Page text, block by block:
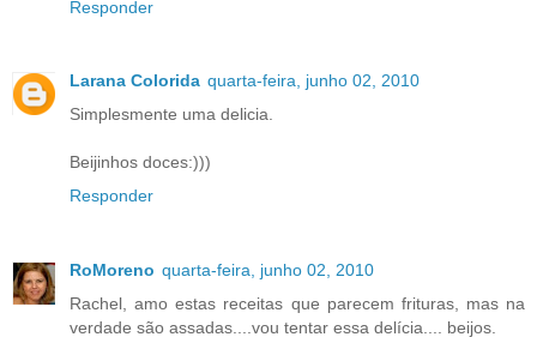
Responder
Larana Colorida quarta-feira, junho 02, 2010
Simplesmente uma delicia.
Beijinhos doces:)))
Responder
RoMoreno quarta-feira, junho 02, 2010
Rachel, amo estas receitas que parecem frituras, mas na
verdade são assadas....vou tentar essa delícia.... beijos.